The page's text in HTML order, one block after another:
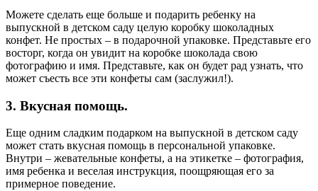
Можете сделать еще больше и подарить ребенку на
выпускной в детском саду целую коробку шоколадных
конфет. Не простых – в подарочной упаковке. Представьте его
восторг, когда он увидит на коробке шоколада свою
фотографию и имя. Представьте, как он будет рад узнать, что
может съесть все эти конфеты сам (заслужил!).
3.​ Вкусная помощь.
Еще одним сладким подарком на выпускной в детском саду
может стать вкусная помощь в персональной упаковке.
Внутри – жевательные конфеты, а на этикетке – фотография,
имя ребенка и веселая инструкция, поощряющая его за
примерное поведение.